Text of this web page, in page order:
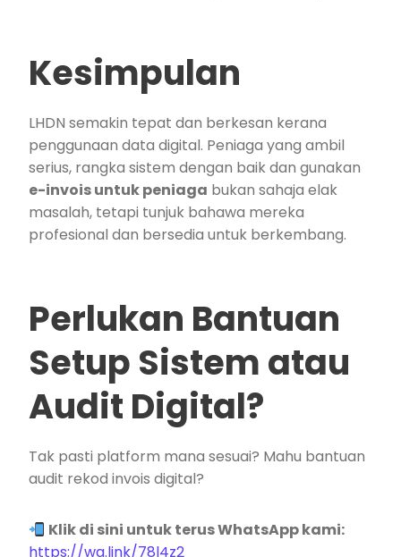
Kesimpulan
LHDN semakin tepat dan berkesan kerana
penggunaan data digital. Peniaga yang ambil
serius, rangka sistem dengan baik dan gunakan
e-invois untuk peniaga bukan sahaja elak
masalah, tetapi tunjuk bahawa mereka
profesional dan bersedia untuk berkembang.
Perlukan Bantuan
Setup Sistem atau
Audit Digital?
Tak pasti platform mana sesuai? Mahu bantuan
audit rekod invois digital?
Klik di sini untuk terus WhatsApp kami:
https://wa.link/78l4z2